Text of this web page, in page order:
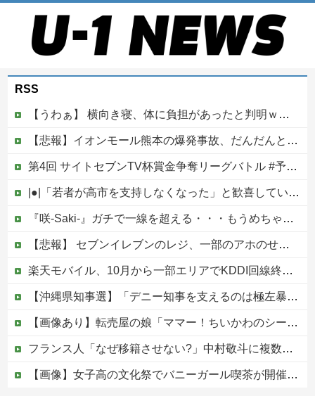
RSS
【うわぁ】 横向き寝、体に負担があったと判明ｗｗｗｗｗｗｗ
【悲報】イオンモール熊本の爆発事故、だんだんとイオン側が悪いんじゃないかという世論になってしまう
第4回 サイトセブンTV杯賞金争奪リーグバトル #予選Bブロック・Part1
|●|「若者が高市を支持しなくなった」と歓喜していた左派、だが高市内閣が消費税減税を実現した結果……
『咲-Saki-』ガチで一線を超える・・・もうめちゃくちゃ他
【悲報】 セブンイレブンのレジ、一部のアホのせいでこうなってしまう
楽天モバイル、10月から一部エリアでKDDI回線終了へ…自前設備への投資拡大不可避
【沖縄県知事選】「デニー知事を支えるのは極左暴力集団」発言で大炎上ｗｗｗ
【画像あり】転売屋の娘「ママー！ちいかわのシール貼ったよー！」親「！！！！！！」
フランス人「なぜ移籍させない?」中村敬斗に複数オファー！ランスが46億円要求でまさかの残留の可能性浮上！現地サポの本音がこれ！【海外の反応】
【画像】女子高の文化祭でバニーガール喫茶が開催された結果